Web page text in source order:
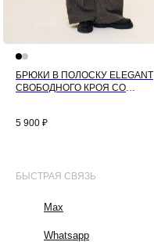
БРЮКИ В ПОЛОСКУ ELEGANT
СВОБОДНОГО КРОЯ СО
5 900 ₽
БЫСТРАЯ СВЯЗЬ
Max
Whatsapp